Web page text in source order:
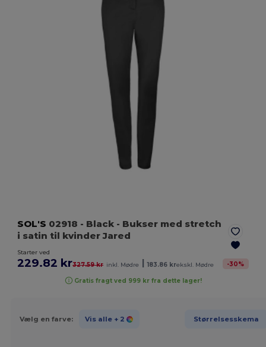
SOL'S 02918 - Black - Bukser med stretch
i satin til kvinder Jared
Starter ved
229.82 kr327.59 kr inkl. Mødre 183.86 krekskl. Mødre -30%
Gratis fragt ved 999 kr fra dette lager!
Vælg en farve: Vis alle + 2 Størrelsesskema